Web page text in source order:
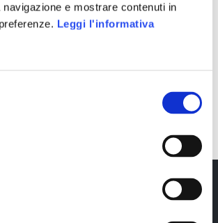
navigazione e mostrare contenuti in
Leggi l'informativa